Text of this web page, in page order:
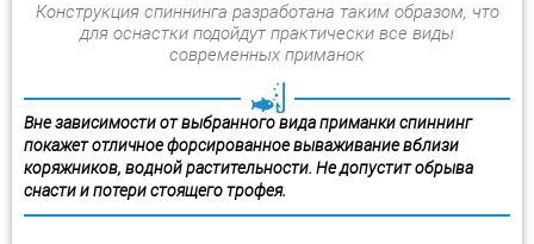
Конструкция спиннинга разработана таким образом, что
для оснастки подойдут практически все виды
современных приманок
Вне зависимости от выбранного вида приманки спиннинг
покажет отличное форсированное вываживание вблизи
коряжников, водной растительности. Не допустит обрыва
снасти и потери стоящего трофея.